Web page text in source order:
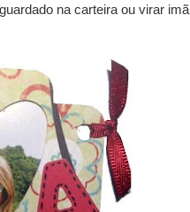
na carteira ou virar imã